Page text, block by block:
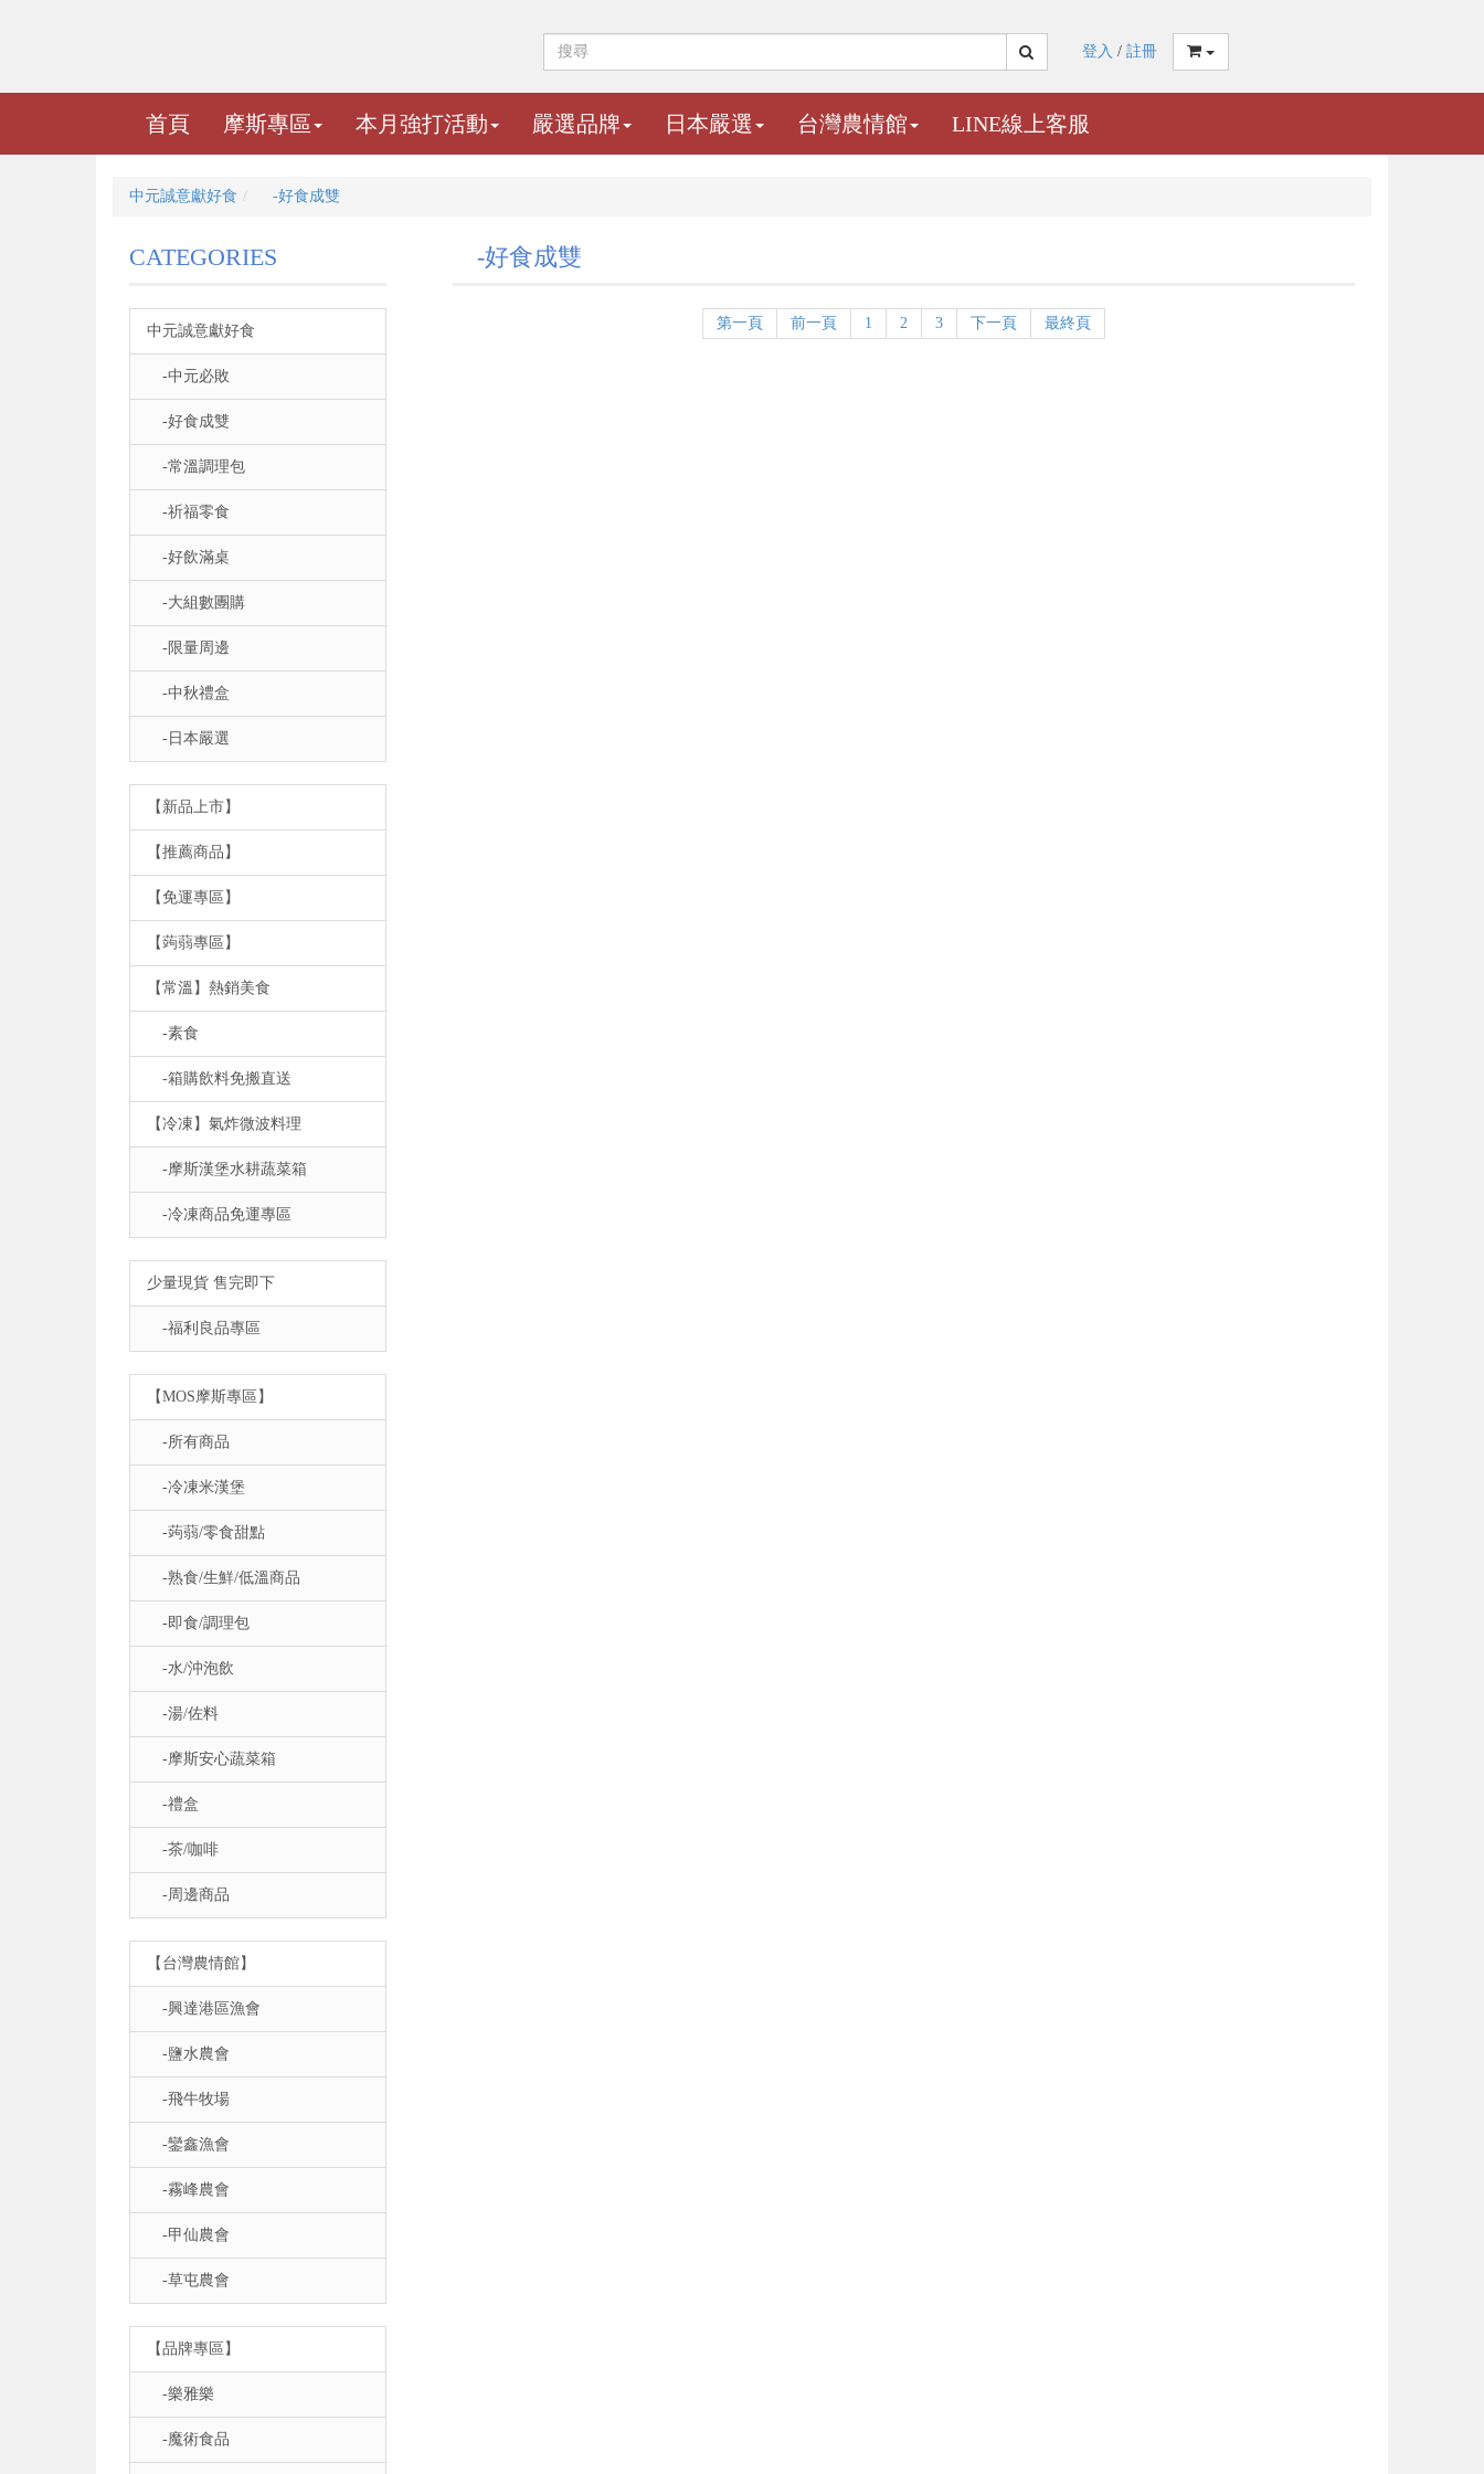
登入 / 註冊
首頁 摩斯專區 本月強打活動 嚴選品牌 日本嚴選 台灣農情館 LINE線上客服
中元誠意獻好食 -好食成雙
CATEGORIES
中元誠意獻好食
-中元必敗
-好食成雙
-常溫調理包
-祈福零食
-好飲滿桌
-大組數團購
-限量周邊
-中秋禮盒
-日本嚴選
【新品上市】
【推薦商品】
【免運專區】
【蒟蒻專區】
【常溫】熱銷美食
-素食
-箱購飲料免搬直送
【冷凍】氣炸微波料理
-摩斯漢堡水耕蔬菜箱
-冷凍商品免運專區
少量現貨 售完即下
-福利良品專區
【MOS摩斯專區】
-所有商品
-冷凍米漢堡
-蒟蒻/零食甜點
-熟食/生鮮/低溫商品
-即食/調理包
-水/沖泡飲
-湯/佐料
-摩斯安心蔬菜箱
-禮盒
-茶/咖啡
-周邊商品
【台灣農情館】
-興達港區漁會
-鹽水農會
-飛牛牧場
-鑾鑫漁會
-霧峰農會
-甲仙農會
-草屯農會
【品牌專區】
-樂雅樂
-魔術食品
-好食成雙
第一頁 前一頁 1 2 3 下一頁 最終頁